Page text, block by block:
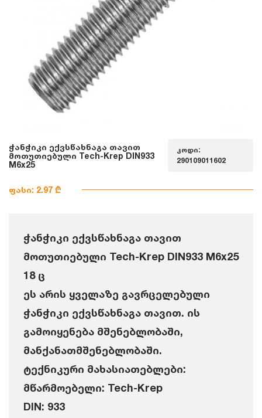
ჭანჭიკი ექვსწახნაგა თავით
მოთუთიებული Tech-Krep DIN933
M6x25
კოდი:
290109011602
ფასი: 2.97 ₾
ჭანჭიკი ექვსწახნაგა თავით
მოთუთიებული Tech-Krep DIN933 M6x25
18 ც
ეს არის ყველაზე გავრცელებული
ჭანჭიკი ექვსწახნაგა თავით. ის
გამოიყენება მშენებლობაში,
მანქანათმშენებლობაში.
ტექნიკური მახასიათებლები:
მწარმოებელი: Tech-Krep
DIN: 933